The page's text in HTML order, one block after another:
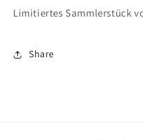
Limitiertes Sammlerstück
Share